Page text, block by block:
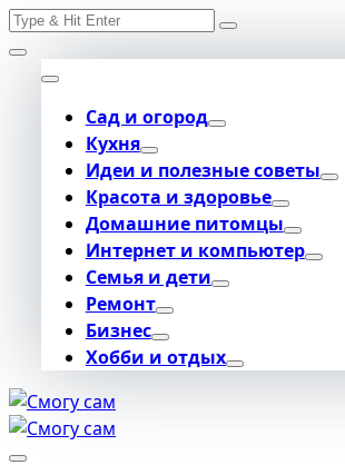
Skip
to
content
Search
Сад и огород
Кухня
Идеи и полезные советы
Красота и здоровье
Домашние питомцы
Интернет и компьютер
Семья и дети
Ремонт
Бизнес
Хобби и отдых